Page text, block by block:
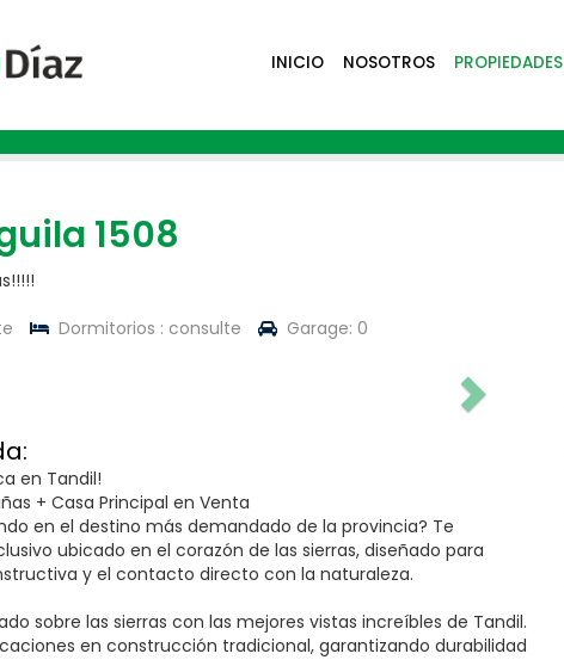
INICIO NOSOTROS PROPIEDADES
1508
Dormitorios : consulte Garage: 0
en Tandil!
+ Casa Principal en Venta
en el destino más demandado de la provincia? Te
ubicado en el corazón de las sierras, diseñado para
y el contacto directo con la naturaleza.
sobre las sierras con las mejores vistas increíbles de Tandil.
en construcción tradicional, garantizando durabilidad